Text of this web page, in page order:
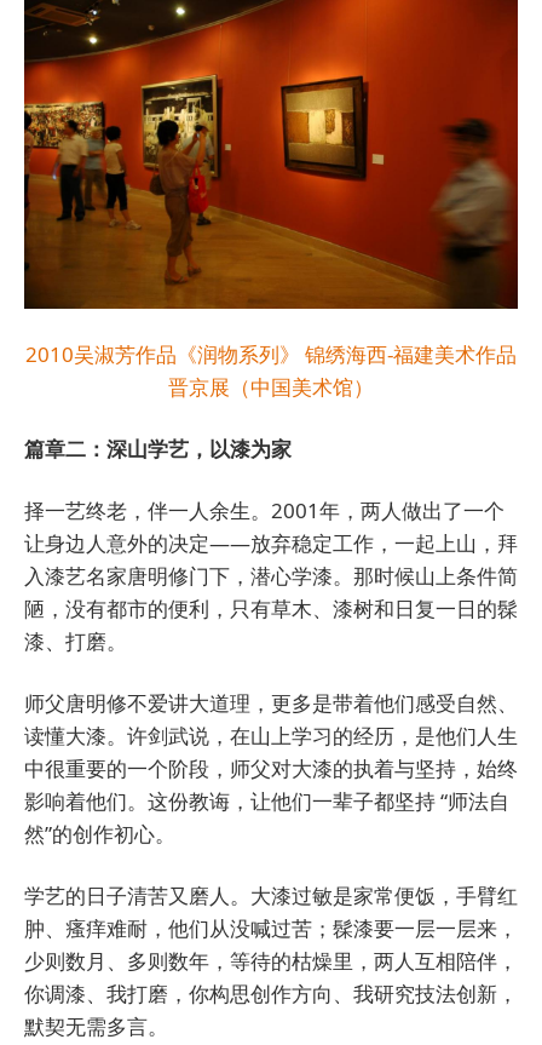
2010吴淑芳作品《润物系列》 锦绣海西-福建美术作品
晋京展（中国美术馆）
篇章二：深山学艺，以漆为家
择一艺终老，伴一人余生。2001年，两人做出了一个
让身边人意外的决定——放弃稳定工作，一起上山，拜
入漆艺名家唐明修门下，潜心学漆。那时候山上条件简
陋，没有都市的便利，只有草木、漆树和日复一日的髹
漆、打磨。
师父唐明修不爱讲大道理，更多是带着他们感受自然、
读懂大漆。许剑武说，在山上学习的经历，是他们人生
中很重要的一个阶段，师父对大漆的执着与坚持，始终
影响着他们。这份教诲，让他们一辈子都坚持 “师法自
然”的创作初心。
学艺的日子清苦又磨人。大漆过敏是家常便饭，手臂红
肿、瘙痒难耐，他们从没喊过苦；髹漆要一层一层来，
少则数月、多则数年，等待的枯燥里，两人互相陪伴，
你调漆、我打磨，你构思创作方向、我研究技法创新，
默契无需多言。